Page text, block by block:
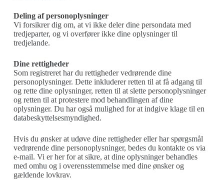
Deling af personoplysninger
Vi forsikrer dig om, at vi ikke deler dine persondata med
tredjeparter, og vi overfører ikke dine oplysninger til
tredjelande.
Dine rettigheder
Som registreret har du rettigheder vedrørende dine
personoplysninger. Dette inkluderer retten til at få adgang til
og rette dine oplysninger, retten til at slette personoplysninger
og retten til at protestere mod behandlingen af dine
oplysninger. Du har også mulighed for at indgive klage til en
databeskyttelsesmyndighed.
Hvis du ønsker at udøve dine rettigheder eller har spørgsmål
vedrørende dine personoplysninger, bedes du kontakte os via
e-mail. Vi er her for at sikre, at dine oplysninger behandles
med omhu og i overensstemmelse med dine ønsker og
gældende lovkrav.